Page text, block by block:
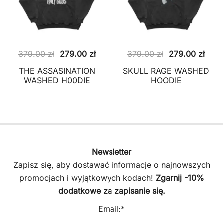
379.00zł Pierwotna
cena
wynosiła:
279.00 złAktualna
THE ASSASINATION
WASHED H00DIE
379.00zł Pierwotna
cena
wynosiła:
279.00 zł
cena
SKULL RAGE WASHED
HOODIE
Newsletter
Zapisz się, aby dostawać informacje o najnowszych
promocjach i wyjątkowych kodach! Zgarnij -10%
dodatkowe za zapisanie się.
Email:*